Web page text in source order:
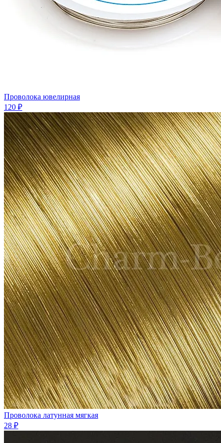
Проволока ювелирная
120 ₽
Проволока латунная мягкая
28 ₽